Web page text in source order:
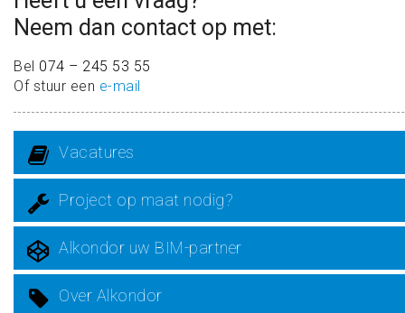
Neem dan contact op met:
Bel 074 – 245 53 55
Of stuur een e-mail
Vacatures
Project op maat nodig?
Alkondor uw BIM-partner
Over Alkondor